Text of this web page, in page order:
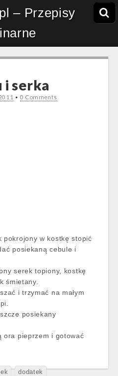
– Przepisy
i serka
• 0 Comments
pokrojony w kostkę stopić
posiekaną cebule i
serek topiony, kostkę
śmietany.
i trzymać na małym
posiekany
ora pieprzem i gotować
dodatek